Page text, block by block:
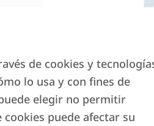
de cookies y
lo usa y con fines de
elegir no permitir
puede afectar su